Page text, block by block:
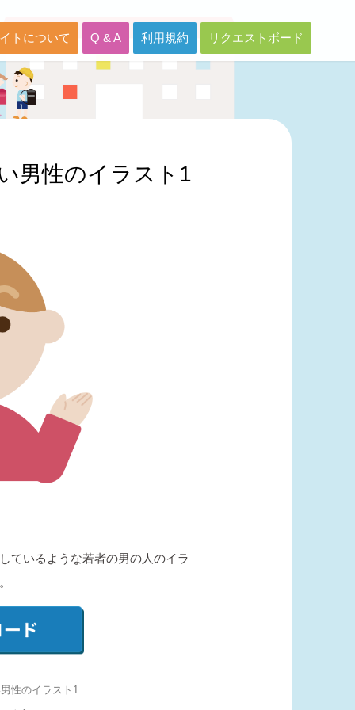
トについて Q & A 利用規約 リクエストボード
男性のイラスト1
ているような若者の男の人のイラ
性のイラスト1